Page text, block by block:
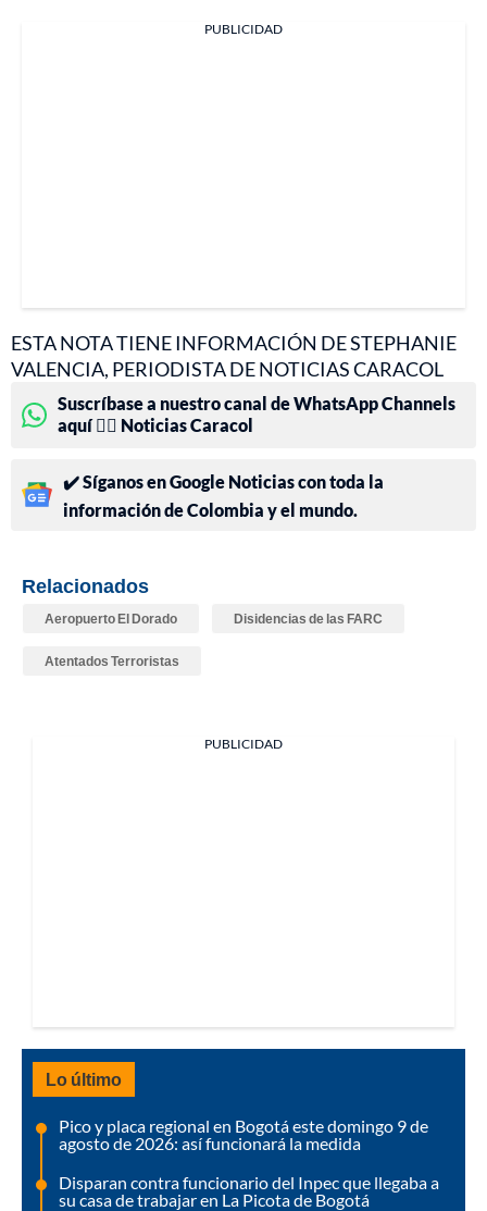
PUBLICIDAD
ESTA NOTA TIENE INFORMACIÓN DE STEPHANIE
VALENCIA, PERIODISTA DE NOTICIAS CARACOL
Suscríbase a nuestro canal de WhatsApp Channels
aquí 👉🏻 Noticias Caracol
✔️ Síganos en Google Noticias con toda la
información de Colombia y el mundo.
Relacionados
Aeropuerto El Dorado Disidencias de las FARC
Atentados Terroristas
PUBLICIDAD
Lo último
Pico y placa regional en Bogotá este domingo 9 de
agosto de 2026: así funcionará la medida
Disparan contra funcionario del Inpec que llegaba a
su casa de trabajar en La Picota de Bogotá